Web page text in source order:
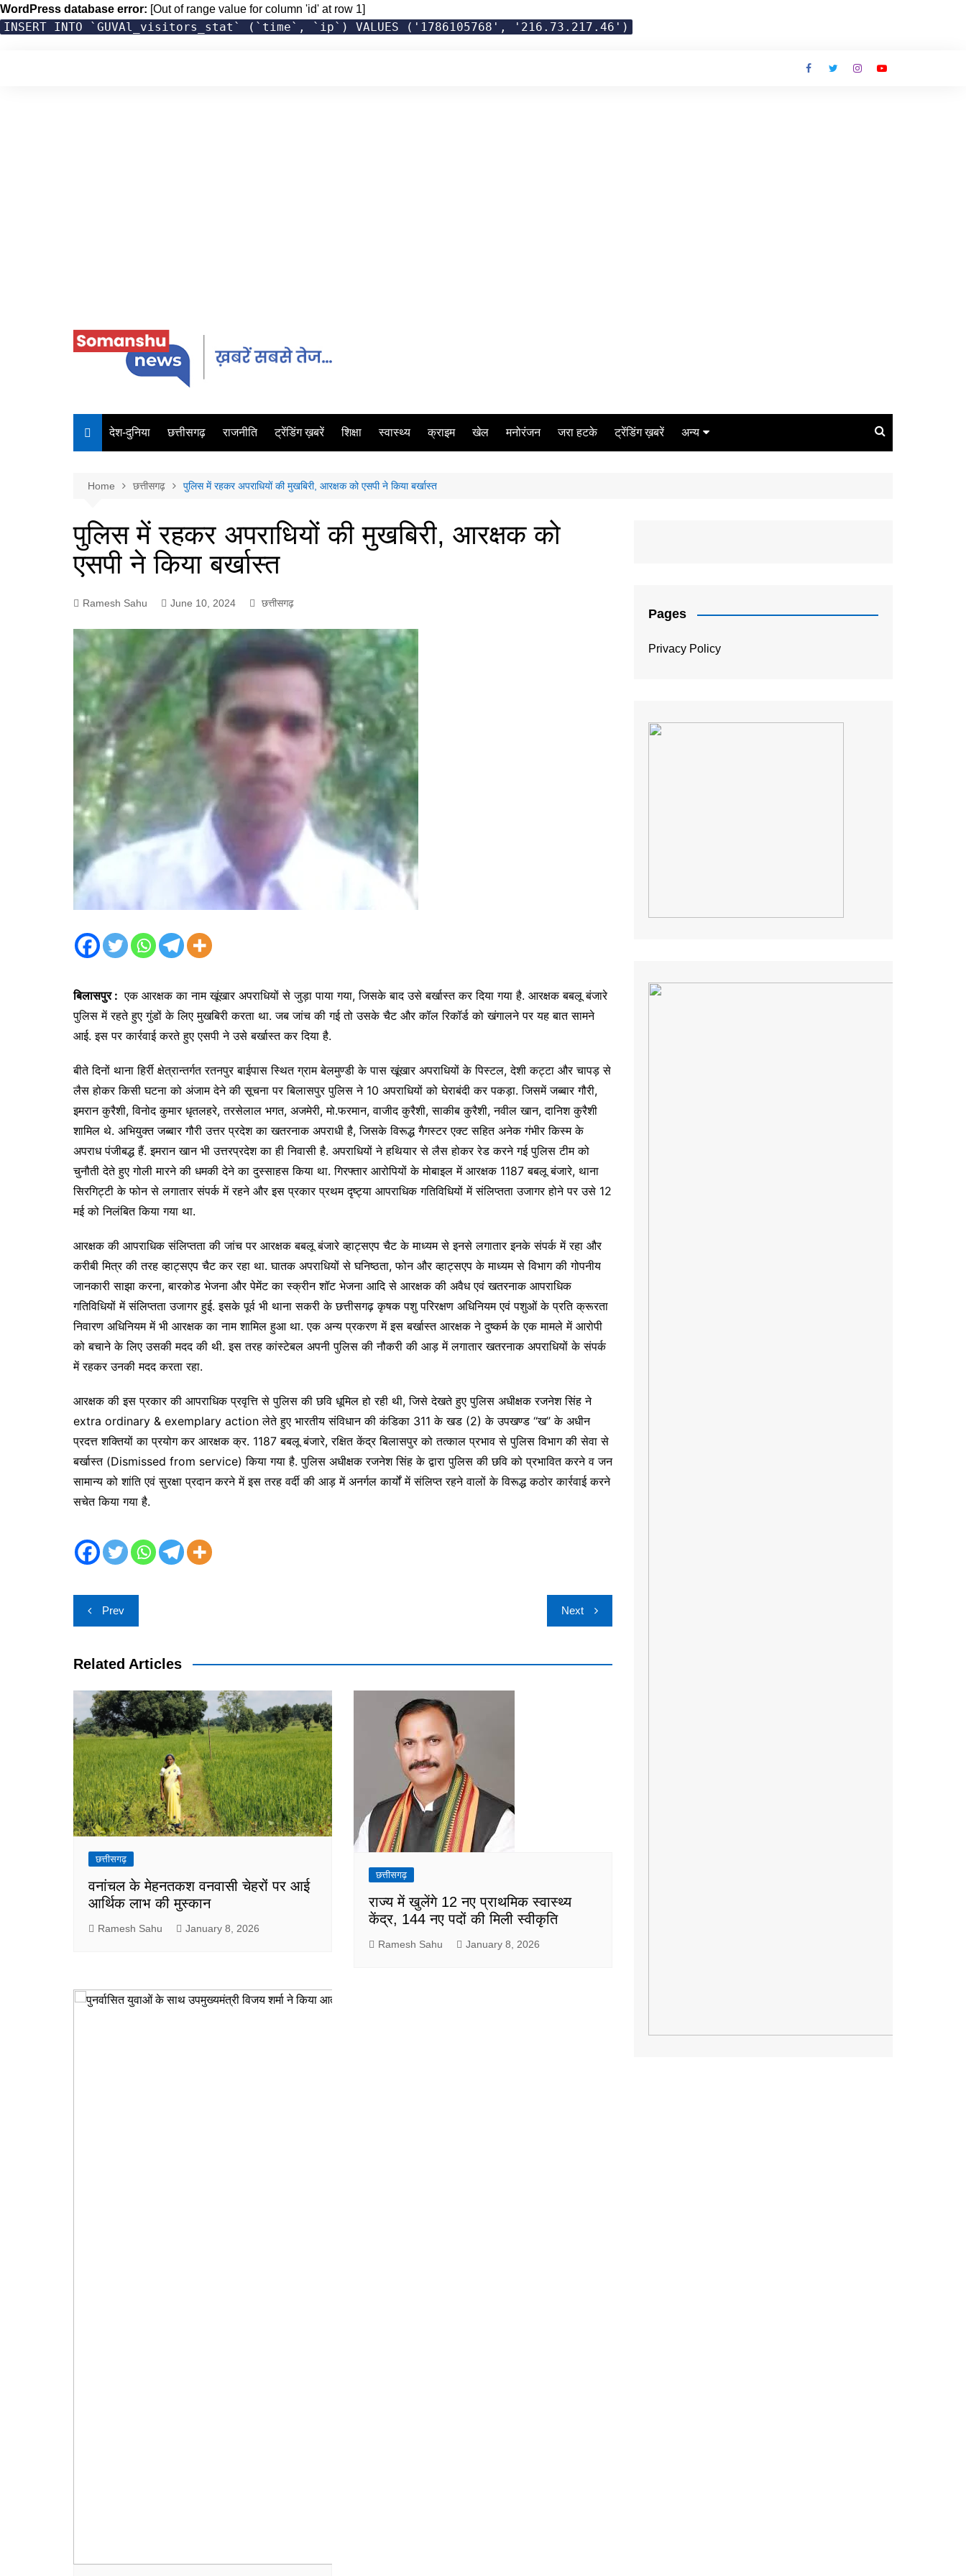
WordPress database error: [Out of range value for column 'id' at row 1]
INSERT INTO `GUVAl_visitors_stat` (`time`, `ip`) VALUES ('1786105768', '216.73.217.46')
देश-दुनिया छत्तीसगढ़ राजनीति ट्रेंडिंग ख़बरें शिक्षा स्वास्थ्य क्राइम खेल मनोरंजन जरा हटके ट्रेंडिंग ख़बरें अन्य
Home छत्तीसगढ़ पुलिस में रहकर अपराधियों की मुखबिरी, आरक्षक को एसपी ने किया बर्खास्त
पुलिस में रहकर अपराधियों की मुखबिरी, आरक्षक को
एसपी ने किया बर्खास्त
Ramesh Sahu June 10, 2024 छत्तीसगढ़
बिलासपुर : एक आरक्षक का नाम खूंखार अपराधियों से जुड़ा पाया गया, जिसके बाद उसे बर्खास्त कर दिया गया है. आरक्षक बबलू बंजारे
पुलिस में रहते हुए गुंडों के लिए मुखबिरी करता था. जब जांच की गई तो उसके चैट और कॉल रिकॉर्ड को खंगालने पर यह बात सामने
आई. इस पर कार्रवाई करते हुए एसपी ने उसे बर्खास्त कर दिया है.
बीते दिनों थाना हिर्री क्षेत्रान्तर्गत रतनपुर बाईपास स्थित ग्राम बेलमुण्डी के पास खूंखार अपराधियों के पिस्टल, देशी कट्टा और चापड़ से
लैस होकर किसी घटना को अंजाम देने की सूचना पर बिलासपुर पुलिस ने 10 अपराधियों को घेराबंदी कर पकड़ा. जिसमें जब्बार गौरी,
इमरान कुरैशी, विनोद कुमार धृतलहरे, तरसेलाल भगत, अजमेरी, मो.फरमान, वाजीद कुरैशी, साकीब कुरैशी, नवील खान, दानिश कुरैशी
शामिल थे. अभियुक्त जब्बार गौरी उत्तर प्रदेश का खतरनाक अपराधी है, जिसके विरूद्ध गैगस्टर एक्ट सहित अनेक गंभीर किस्म के
अपराध पंजीबद्ध हैं. इमरान खान भी उत्तरप्रदेश का ही निवासी है. अपराधियों ने हथियार से लैस होकर रेड करने गई पुलिस टीम को
चुनौती देते हुए गोली मारने की धमकी देने का दुस्साहस किया था. गिरफ्तार आरोपियों के मोबाइल में आरक्षक 1187 बबलू बंजारे, थाना
सिरगिट्टी के फोन से लगातार संपर्क में रहने और इस प्रकार प्रथम दृष्ट्या आपराधिक गतिविधियों में संलिप्तता उजागर होने पर उसे 12
मई को निलंबित किया गया था.
आरक्षक की आपराधिक संलिप्तता की जांच पर आरक्षक बबलू बंजारे व्हाट्सएप चैट के माध्यम से इनसे लगातार इनके संपर्क में रहा और
करीबी मित्र की तरह व्हाट्सएप चैट कर रहा था. घातक अपराधियों से घनिष्ठता, फोन और व्हाट्सएप के माध्यम से विभाग की गोपनीय
जानकारी साझा करना, बारकोड भेजना और पेमेंट का स्क्रीन शॉट भेजना आदि से आरक्षक की अवैध एवं खतरनाक आपराधिक
गतिविधियों में संलिप्तता उजागर हुई. इसके पूर्व भी थाना सकरी के छत्तीसगढ़ कृषक पशु परिरक्षण अधिनियम एवं पशुओं के प्रति क्रूरता
निवारण अधिनियम में भी आरक्षक का नाम शामिल हुआ था. एक अन्य प्रकरण में इस बर्खास्त आरक्षक ने दुष्कर्म के एक मामले में आरोपी
को बचाने के लिए उसकी मदद की थी. इस तरह कांस्टेबल अपनी पुलिस की नौकरी की आड़ में लगातार खतरनाक अपराधियों के संपर्क
में रहकर उनकी मदद करता रहा.
आरक्षक की इस प्रकार की आपराधिक प्रवृत्ति से पुलिस की छवि धूमिल हो रही थी, जिसे देखते हुए पुलिस अधीक्षक रजनेश सिंह ने
extra ordinary & exemplary action लेते हुए भारतीय संविधान की कंडिका 311 के खड (2) के उपखण्ड ‘‘ख’’ के अधीन
प्रदत्त शक्तियों का प्रयोग कर आरक्षक क्र. 1187 बबलू बंजारे, रक्षित केंद्र बिलासपुर को तत्काल प्रभाव से पुलिस विभाग की सेवा से
बर्खास्त (Dismissed from service) किया गया है. पुलिस अधीक्षक रजनेश सिंह के द्वारा पुलिस की छवि को प्रभावित करने व जन
सामान्य को शांति एवं सुरक्षा प्रदान करने में इस तरह वर्दी की आड़ में अनर्गल कार्यों में संलिप्त रहने वालों के विरूद्ध कठोर कार्रवाई करने
सचेत किया गया है.
Post
navigation
Prev Next
Related Articles
छत्तीसगढ़
वनांचल के मेहनतकश वनवासी चेहरों पर आई
आर्थिक लाभ की मुस्कान
Ramesh Sahu January 8, 2026
छत्तीसगढ़
राज्य में खुलेंगे 12 नए प्राथमिक स्वास्थ्य
केंद्र, 144 नए पदों की मिली स्वीकृति
Ramesh Sahu January 8, 2026
Pages
Privacy Policy